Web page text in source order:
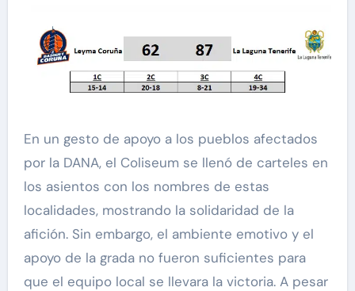
En un gesto de apoyo a los pueblos afectados
por la DANA, el Coliseum se llenó de carteles en
los asientos con los nombres de estas
localidades, mostrando la solidaridad de la
afición. Sin embargo, el ambiente emotivo y el
apoyo de la grada no fueron suficientes para
que el equipo local se llevara la victoria. A pesar